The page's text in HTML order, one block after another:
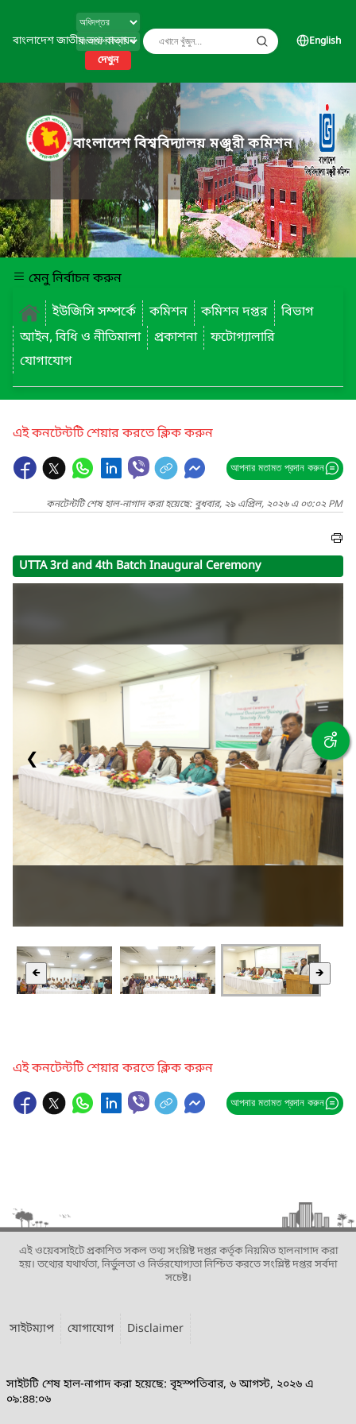
বাংলাদেশ জাতীয় তথ্য বাতায়ন
দেখুন
English
বাংলাদেশ বিশ্ববিদ্যালয় মঞ্জুরী কমিশন
মেনু নির্বাচন করুন
ইউজিসি সম্পর্কে
কমিশন কমিশন দপ্তর
বিভাগ
আইন, বিধি ও নীতিমালা
প্রকাশনা
ফটোগ্যালারি
যোগাযোগ
এই কনটেন্টটি শেয়ার করতে ক্লিক করুন
আপনার মতামত প্রদান করুন
কনটেন্টটি শেষ হাল-নাগাদ করা হয়েছে: বুধবার, ২৯ এপ্রিল, ২০২৬ এ ০৩:০২ PM
UTTA 3rd and 4th Batch Inaugural Ceremony
❮ ❯
🡸 🡺
এই কনটেন্টটি শেয়ার করতে ক্লিক করুন
আপনার মতামত প্রদান করুন
এই ওয়েবসাইটে প্রকাশিত সকল তথ্য সংশ্লিষ্ট দপ্তর কর্তৃক নিয়মিত হালনাগাদ করা
হয়। তথ্যের যথার্থতা, নির্ভুলতা ও নির্ভরযোগ্যতা নিশ্চিত করতে সংশ্লিষ্ট দপ্তর সর্বদা
সচেষ্ট।
সাইটম্যাপ যোগাযোগ Disclaimer
সাইটটি শেষ হাল-নাগাদ করা হয়েছে: বৃহস্পতিবার, ৬ আগস্ট, ২০২৬ এ
০৯:৪৪:০৬